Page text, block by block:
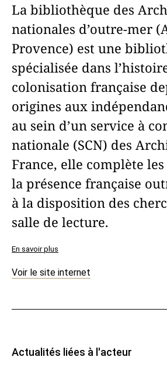
La bibliothèque des
nationales d’outre-mer
Provence) est une
spécialisée dans
colonisation française
origines aux
au sein d’un service à
nationale (SCN) des
France, elle complète
la présence française
à la disposition des
salle de lecture.
En savoir plus
Voir le site internet
Actualités liées à l'acteur